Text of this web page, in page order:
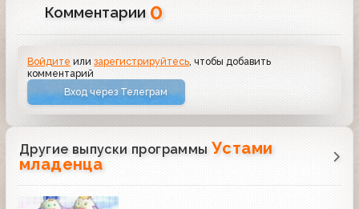
Комментарии 0
Войдите илизарегистрируйтесь , чтобы добавить
комментарий
Вход через Телеграм
Другие выпуски программы Устами
младенца